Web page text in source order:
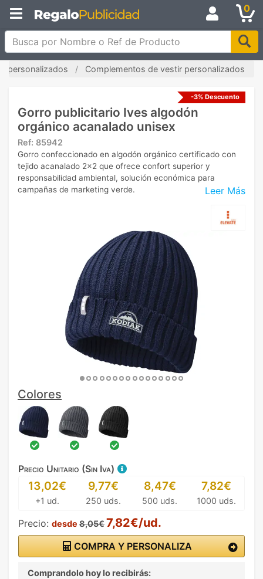
0
Busca por Nombre o Ref de Producto
personalizados Complementos de vestir personalizados
-3% Descuento
Gorro publicitario Ives algodón
orgánico acanalado unisex
Ref: 85942
Leer Más
Gorro confeccionado en algodón orgánico certificado con
tejido acanalado 2x2 que ofrece confort superior y
responsabilidad ambiental, solución económica para
campañas de marketing verde.
Colores
Precio Unitario (Sin Iva)
13,02€
+1 ud.
9,77€
250 uds.
8,47€
500 uds.
7,82€
1000 uds.
Precio: desde 8,05€7,82€/ud.
COMPRA Y PERSONALIZA
Comprandolo hoy lo recibirás: